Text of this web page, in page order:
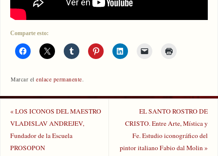
Comparte esto:
Marcar elenlace permanente.
«LOS ICONOS DEL MAESTRO
VLADISLAV ANDREJEV,
Fundador de la Escuela
PROSOPON
EL SANTO ROSTRO DE
CRISTO. Entre Arte, Mística y
Fe. Estudio iconográfico del
pintor italiano Fabio dal Molin»